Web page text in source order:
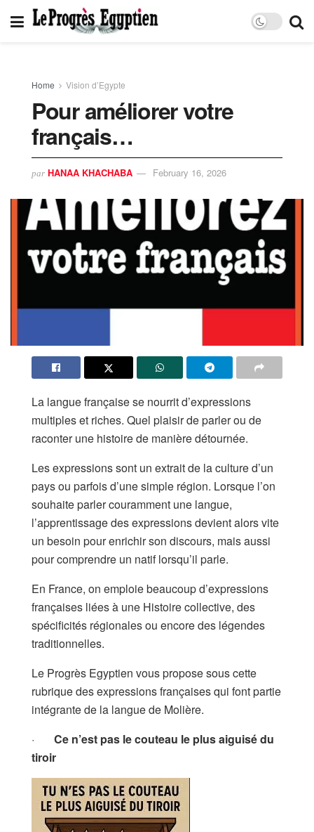
Home Vision d’Egypte
Pour améliorer votre
français…
par HANAA KHACHABA February 16, 2026
La langue française se nourrit d’expressions
multiples et riches. Quel plaisir de parler ou de
raconter une histoire de manière détournée.
Les expressions sont un extrait de la culture d’un
pays ou parfois d’une simple région. Lorsque l’on
souhaite parler couramment une langue,
l’apprentissage des expressions devient alors vite
un besoin pour enrichir son discours, mais aussi
pour comprendre un natif lorsqu’il parle.
En France, on emploie beaucoup d’expressions
françaises liées à une Histoire collective, des
spécificités régionales ou encore des légendes
traditionnelles.
Le Progrès Egyptien vous propose sous cette
rubrique des expressions françaises qui font partie
intégrante de la langue de Molière.
· Ce n’est pas le couteau le plus aiguisé du
tiroir